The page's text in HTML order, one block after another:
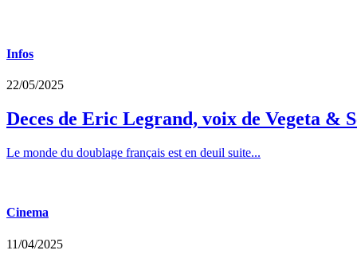
Infos
22/05/2025
Deces de Eric Legrand, voix de Vegeta &
Le monde du doublage français est en deuil suite...
Cinema
11/04/2025